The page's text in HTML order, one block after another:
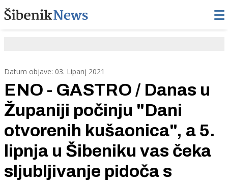
Datum objave: 03. Lipanj 2021
ENO - GASTRO / Danas u
Županiji počinju "Dani
otvorenih kušaonica", a 5.
lipnja u Šibeniku vas čeka
sljubljivanje pidoča s